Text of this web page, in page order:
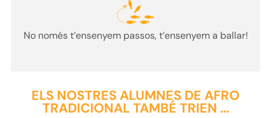
No només t’ensenyem passos, t’ensenyem a ballar!
ELS NOSTRES ALUMNES DE AFRO
TRADICIONAL TAMBÉ TRIEN ...